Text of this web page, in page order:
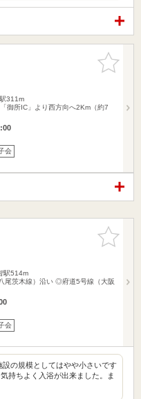
お気に入
りに追加
311m
御所IC」より西方向へ2Km（約7
会
お気に入
りに追加
駅514m
尾茨木線）沿い ◎府道5号線（大阪
会
の規模としてはやや小さいです
持ちよく入浴が出来ました。ま